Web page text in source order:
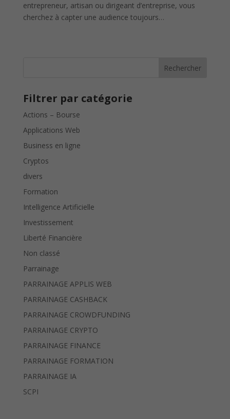
entrepreneur, artisan ou dirigeant d’entreprise, vous
cherchez à capter une audience toujours…
Rechercher
Filtrer par catégorie
Actions – Bourse
Applications Web
Business en ligne
Cryptos
divers
Formation
Intelligence Artificielle
Investissement
Liberté Financière
Non classé
Parrainage
PARRAINAGE APPLIS WEB
PARRAINAGE CASHBACK
PARRAINAGE CROWDFUNDING
PARRAINAGE CRYPTO
PARRAINAGE FINANCE
PARRAINAGE FORMATION
PARRAINAGE IA
SCPI